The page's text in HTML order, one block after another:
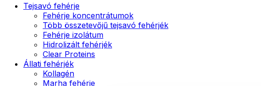
Tejsavó fehérje
Fehérje koncentrátumok
Több összetevőjű tejsavó fehérjék
Fehérje izolátum
Hidrolizált fehérjék
Clear Proteins
Állati fehérjék
Kollagén
Marha fehérje